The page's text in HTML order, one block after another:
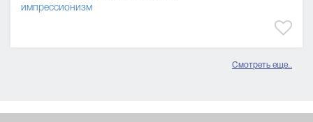
импрессионизм
Смотреть еще..